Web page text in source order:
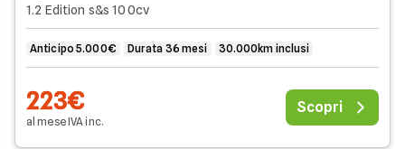
1.2 Edition s&s 100cv
Anticipo 5.000€ Durata 36 mesi 30.000km inclusi
223€
al meseIVAinc.
Scopri